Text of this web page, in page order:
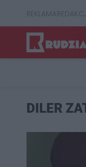
REKLAMA
DILER